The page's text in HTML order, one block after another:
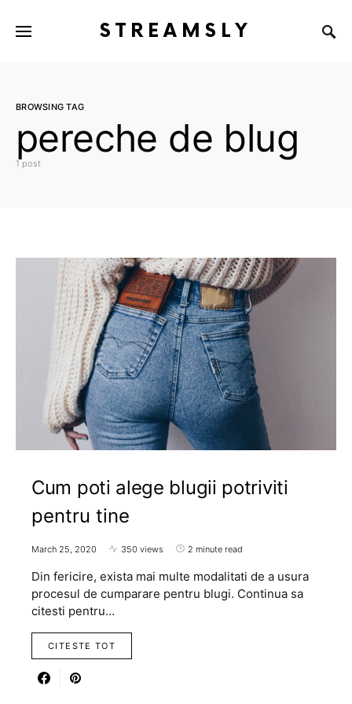
STREAMSLY
BROWSING TAG
pereche de blug
1 post
Cum poti alege blugii potriviti
pentru tine
March 25, 2020 350 views 2 minute read
Din fericire, exista mai multe modalitati de a usura
procesul de cumparare pentru blugi. Continua sa
citesti pentru…
CITESTE TOT